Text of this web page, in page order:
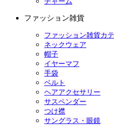
ファッション雑貨
ファッション雑貨カ
ネックウェア
帽子
イヤーマフ
手袋
ベルト
ヘアアクセサリー
サスペンダー
つけ襟
サングラス・眼鏡